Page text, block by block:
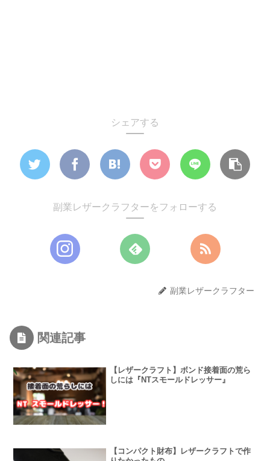
シェアする
副業レザークラフターをフォローする
副業レザークラフター
関連記事
【レザークラフト】ボンド接着面の荒ら
しには『NTスモールドレッサー』
【コンパクト財布】レザークラフトで作